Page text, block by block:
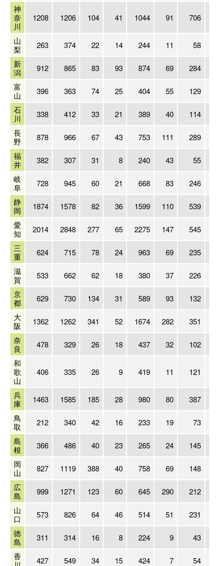
神
奈
川
1208 1206 104 41 1044 91 706
山
梨
263 374 22 14 244 11 58
新
潟
912 865 83 93 874 69
284
富
山
396 363 74 25 404 55 129
石
川
338 412 33 21 389 40
114
長
野
878 966 67 43 753 111 289
福
井
382 307 31 8 240 43
55
岐
阜
728 945 60 21 668 83 246
静
岡
1874 1578 82 36 1599 110 539
愛
知
2014 2848 277 65 2275 147 545
三
重
624 715 78 24 963 69 235
滋
賀
533 662 62 18 380 37 226
京
都
629 730 134 31 589 93 132
大
阪
1362 1262 341 52 1674 282 351
奈
良
478 329 26 18 437 32 102
和
歌
山
406 335 26 9 419 11 121
兵
庫
1463 1585 185 28 980 80 387
鳥
取
212 340 42 16 233 19 73
島
根
366 486 40 23 265 24 145
岡
山
827 1119 388 40 758 69 148
広
島
999 1271 123 60 645 290 212
山
口
573 826 64 46 514 51 231
徳
島
311 314 16 8 224 9 43
香
427 549 34 15 424 7 54